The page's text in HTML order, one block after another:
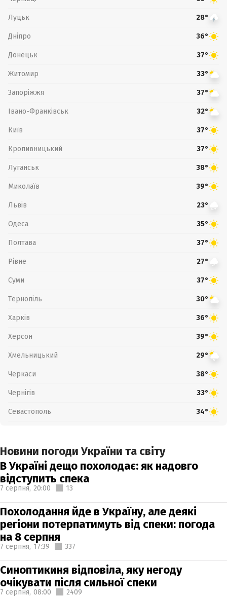
Луцьк 28°
Дніпро 36°
Донецьк 37°
Житомир 33°
Запоріжжя 37°
Івано-Франківськ 32°
Київ 37°
Кропивницький 37°
Луганськ 38°
Миколаїв 39°
Львів 23°
Одеса 35°
Полтава 37°
Рівне 27°
Суми 37°
Тернопіль 30°
Харків 36°
Херсон 39°
Хмельницький 29°
Черкаси 38°
Чернігів 33°
Севастополь 34°
Новини погоди України та світу
В Україні дещо похолодає: як надовго
відступить спека
7 серпня, 20:00 13
Похолодання йде в Україну, але деякі
регіони потерпатимуть від спеки: погода
на 8 серпня
7 серпня, 17:39 337
Синоптикиня відповіла, яку негоду
очікувати після сильної спеки
7 серпня, 08:00 2409